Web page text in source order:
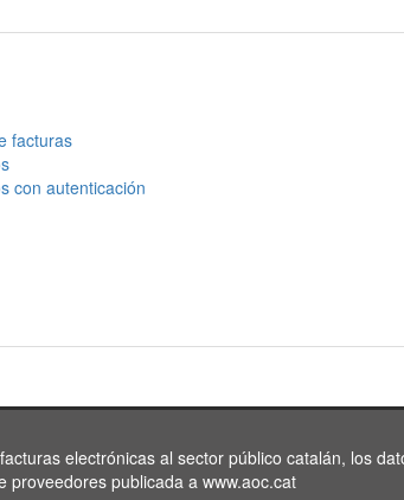
facturas
con autenticación
electrónicas al sector público catalán, los
proveedores publicada a www.aoc.cat